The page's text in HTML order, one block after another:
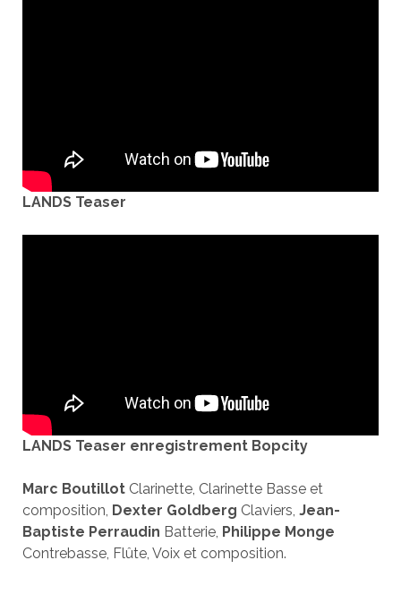
LANDS Teaser
LANDS Teaser enregistrement Bopcity
Marc BoutillotClarinette, Clarinette Basse et
composition, Dexter Goldberg Claviers, Jean-
Baptiste Perraudin Batterie, Philippe Monge
Contrebasse, Flûte, Voix et composition.